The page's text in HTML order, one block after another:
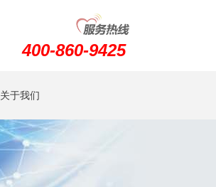
400-860-9425
关于我们